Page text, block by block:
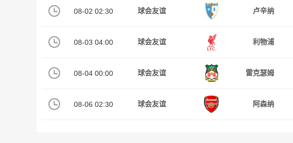
08-02 02:30 球会友谊 卢辛纳
08-03 04:00 球会友谊 利物浦
08-04 00:00 球会友谊 雷克瑟姆
08-06 02:30 球会友谊 阿森纳